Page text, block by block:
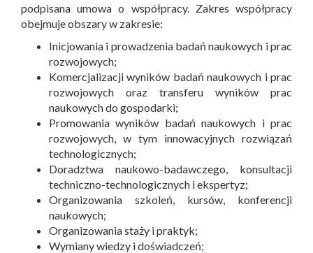
podpisana umowa o współpracy. Zakres współpracy
obejmuje obszary w zakresie:
Inicjowania i prowadzenia badań naukowych i prac
rozwojowych;
Komercjalizacji wyników badań naukowych i prac
rozwojowych oraz transferu wyników prac
naukowych do gospodarki;
Promowania wyników badań naukowych i prac
rozwojowych, w tym innowacyjnych rozwiązań
technologicznych;
Doradztwa naukowo-badawczego, konsultacji
techniczno-technologicznych i ekspertyz;
Organizowania szkoleń, kursów, konferencji
naukowych;
Organizowania staży i praktyk;
Wymiany wiedzy i doświadczeń;